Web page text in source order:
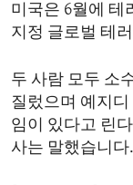
EUROPE
AID AND
ECONOMY AND
ENVIRONMENT
IDEALS AND
FOLLOW US
미국은 6월에 테
지정 글로벌 테
두 사람 모두 소
질렀으며 예지
임이 있다고 린
사는 말했습니다.